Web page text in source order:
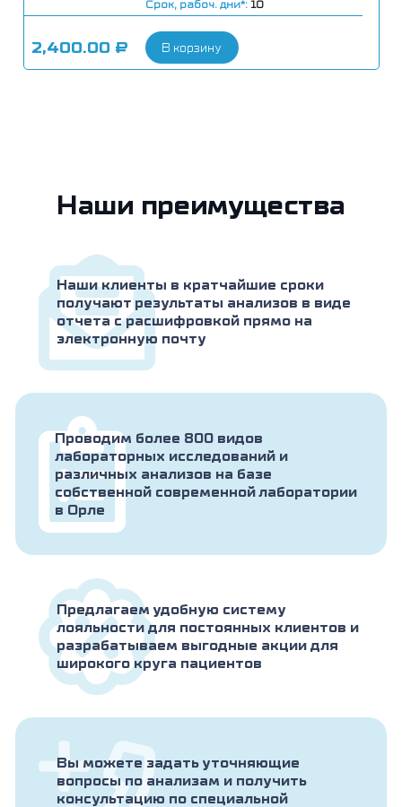
циклоспорином. Гиперпаратиреоз. Дефицит
витамина D (рахит и спазмофилия у детей,
остеомаляция). Острый и хронический
панкреатит. Наследственная
Избыточная лактация.
Срок, рабоч. дни*: 10
2,400.00 ₽ В корзину
Наши преимущества
Наши клиенты в кратчайшие сроки
получают результаты анализов в виде
отчета с расшифровкой прямо на
электронную почту
Проводим более 800 видов
лабораторных исследований и
различных анализов на базе
собственной современной лаборатории
в Орле
Предлагаем удобную систему
лояльности для постоянных клиентов и
разрабатываем выгодные акции для
широкого круга пациентов
Вы можете задать уточняющие
вопросы по анализам и получить
консультацию по специальной